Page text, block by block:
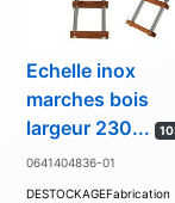
Echelle inox
marches bois
largeur 230...
0641404836-01